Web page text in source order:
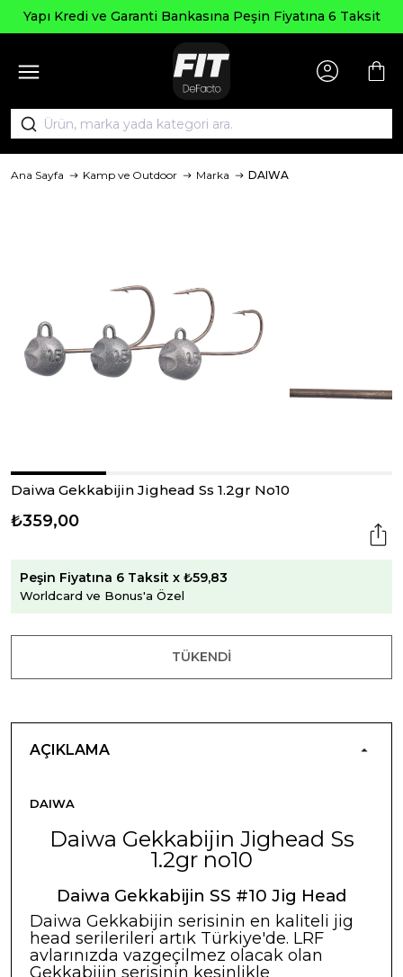
Yapı Kredi ve Garanti Bankasına Peşin Fiyatına 6 Taksit
Ana Sayfa Kamp ve Outdoor Marka DAIWA
Daiwa Gekkabijin Jighead Ss 1.2gr No10
₺359,00
Peşin Fiyatına 6 Taksit x ₺59,83
Worldcard ve Bonus'a Özel
TÜKENDI
AÇIKLAMA
DAIWA
Daiwa Gekkabijin Jighead Ss
1.2gr no10
Daiwa Gekkabijin SS #10 Jig Head
Daiwa Gekkabijin serisinin en kaliteli jig
head serilerileri artık Türkiye'de. LRF
avlarınızda vazgeçilmez olacak olan
Gekkabijin serisinin kesinlikle